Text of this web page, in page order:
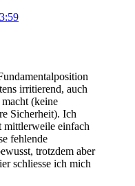
irritierend, auch
(keine
Sicherheit). Ich
mittlerweile einfach
fehlende
trotzdem aber
schliesse ich mich